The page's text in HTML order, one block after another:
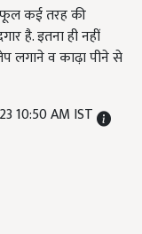
कई तरह की
है. इतना ही नहीं
लगाने व काढ़ा पीने से
10:50 AM IST